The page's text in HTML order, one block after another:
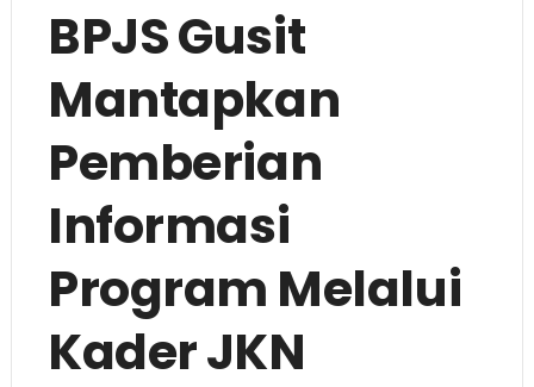
BPJS Gusit
Mantapkan
Pemberian
Informasi
Program Melalui
Kader JKN